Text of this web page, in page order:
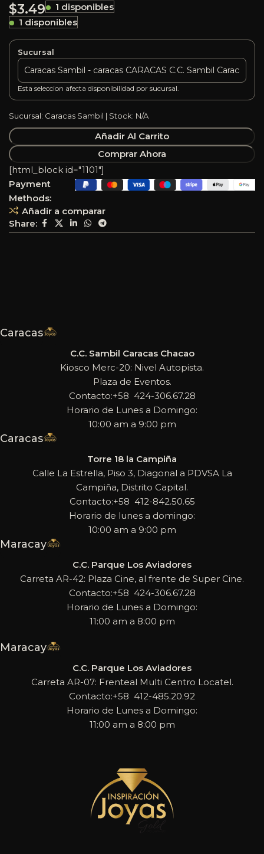
$3.49
1 disponibles
1 disponibles
Sucursal
Esta seleccion afecta disponibilidad por sucursal.
Sucursal: Caracas Sambil | Stock: N/A
Añadir Al Carrito
Comprar Ahora
Añadir a comparar
Share:
[html_block id="1101"]
Payment
Methods:
Caracas
C.C. Sambil Caracas Chacao
Kiosco Merc-20: Nivel Autopista.
Plaza de Eventos.
Contacto:+58 424-306.67.28
Horario de Lunes a Domingo:
10:00 am a 9:00 pm
Caracas
Torre 18 la Campiña
Calle La Estrella, Piso 3, Diagonal a PDVSA La
Campiña, Distrito Capital.
Contacto:+58 412-842.50.65
Horario de lunes a domingo:
10:00 am a 9:00 pm
Maracay
C.C. Parque Los Aviadores
Carreta AR-42: Plaza Cine, al frente de Super Cine.
Contacto:+58 424-306.67.28
Horario de Lunes a Domingo:
11:00 am a 8:00 pm
Maracay
C.C. Parque Los Aviadores
Carreta AR-07: Frenteal Multi Centro Locatel.
Contacto:+58 412-485.20.92
Horario de Lunes a Domingo:
11:00 am a 8:00 pm